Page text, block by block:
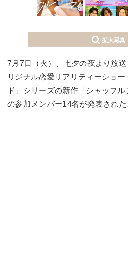
拡大写真
7月7日（火）、七夕の夜より放
リジナル恋愛リアリティーショ
ド」シリーズの新作「シャッフル
の参加メンバー14名が発表された